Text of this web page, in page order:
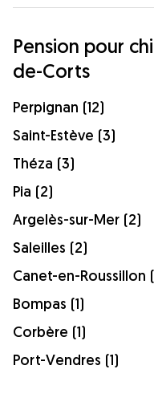
Pension pour
de-Corts
Perpignan (12)
Saint-Estève (3)
Théza (3)
Pia (2)
Argelès-sur-Mer (2)
Saleilles (2)
Canet-en-Roussillon
Bompas (1)
Corbère (1)
Port-Vendres (1)